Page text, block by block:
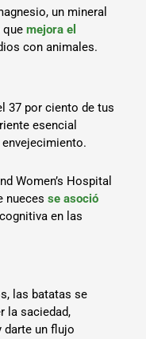
un mineral
quemejora el
con animales.
37 por ciento de tus
esencial
Women’s Hospital
nuecesse asoció
en las
las batatas se
la saciedad,
darte un flujo